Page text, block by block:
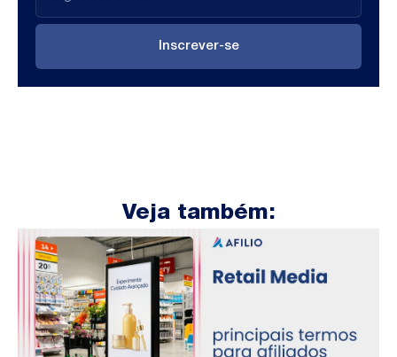
Inscrever-se
Veja também: